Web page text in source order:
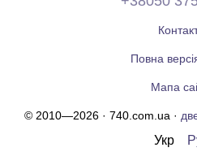
Повна
Мапа
© 2010—2026 · 740.com.ua ·
Укр